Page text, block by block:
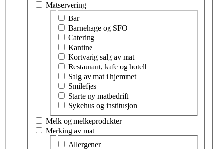
Matservering
Velg tema innen matservering
Bar
Barnehage og SFO
Catering
Kantine
Kortvarig salg av mat
Restaurant, kafe og hotell
Salg av mat i hjemmet
Smilefjes
Starte ny matbedrift
Sykehus og institusjon
Melk og melkeprodukter
Merking av mat
Velg tema innen merking av mat
Allergener